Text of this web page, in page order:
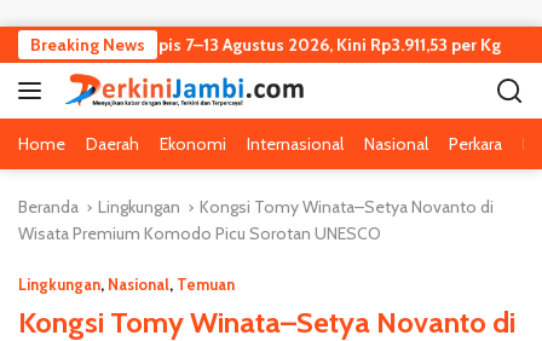
Breaking News
Turun Tipis 7–13 Agustus 2026, Kini Rp3.911,53 per Kg
Home Daerah Ekonomi Internasional Nasional Perkara
Beranda Lingkungan
Kongsi Tomy Winata–Setya Novanto di
Wisata Premium Komodo Picu Sorotan UNESCO
Lingkungan, Nasional, Temuan
Kongsi Tomy Winata–Setya Novanto di